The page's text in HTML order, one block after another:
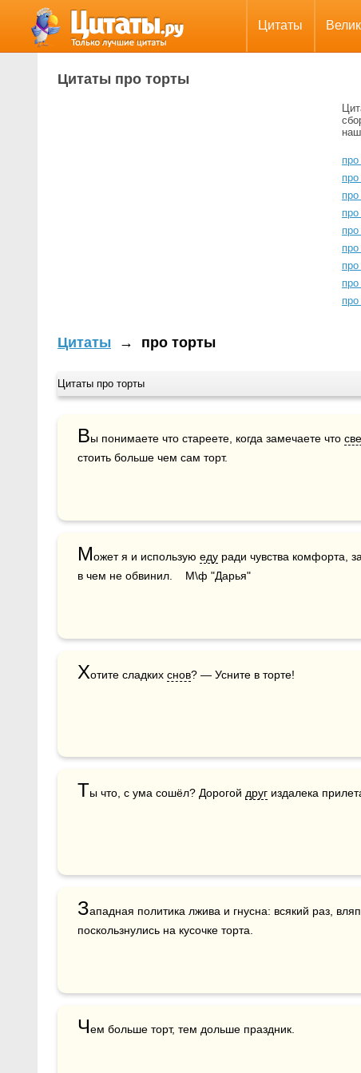
Цитаты
Цитаты про торты
про
про
про
Цитаты → про торты
Цитаты про торты
Вы понимаете что стареете, когда замечаете что
стоить больше чем сам торт.
Может я и использую еду ради чувства комфорта,
в чем не обвинил.    М\ф "Дарья"
Хотите сладких снов? — Усните в торте!
Ты что, с ума сошёл? Дорогой друг издалека
Западная политика лжива и гнусна: всякий раз,
поскользнулись на кусочке торта.
Чем больше торт, тем дольше праздник.